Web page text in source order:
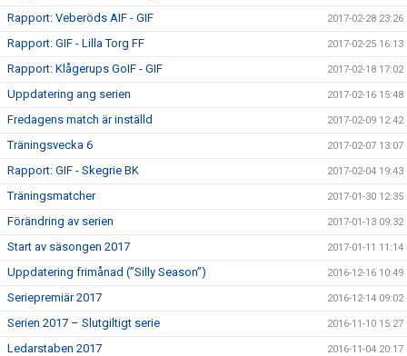
Rapport: Veberöds AIF - GIF 2017-02-28 23:26
Rapport: GIF - Lilla Torg FF 2017-02-25 16:13
Rapport: Klågerups GoIF - GIF 2017-02-18 17:02
Uppdatering ang serien 2017-02-16 15:48
Fredagens match är inställd 2017-02-09 12:42
Träningsvecka 6 2017-02-07 13:07
Rapport: GIF - Skegrie BK 2017-02-04 19:43
Träningsmatcher 2017-01-30 12:35
Förändring av serien 2017-01-13 09:32
Start av säsongen 2017 2017-01-11 11:14
Uppdatering frimånad (”Silly Season”) 2016-12-16 10:49
Seriepremiär 2017 2016-12-14 09:02
Serien 2017 – Slutgiltigt serie 2016-11-10 15:27
Ledarstaben 2017 2016-11-04 20:17